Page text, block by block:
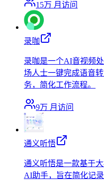
15万 月访问
录咖
录咖是一个AI音视频
场人士一键完成语音
务，简化工作流程。
9万 月访问
通义听悟
通义听悟是一款基于
AI助手，旨在简化记